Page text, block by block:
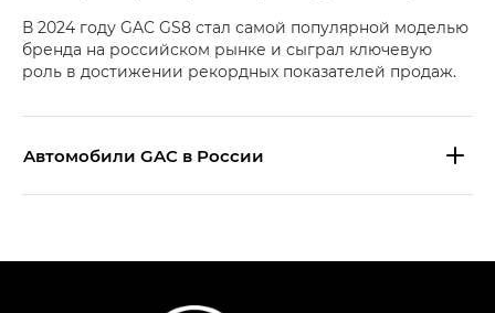
В 2024 году GAC GS8 стал самой популярной моделью
бренда на российском рынке и сыграл ключевую
роль в достижении рекордных показателей продаж.
Aвтомобили GAC в России
Эс Икс ПРЕМИУМ — SX PREMIUM
S7 — Эс 7 (S7) в комплектациях